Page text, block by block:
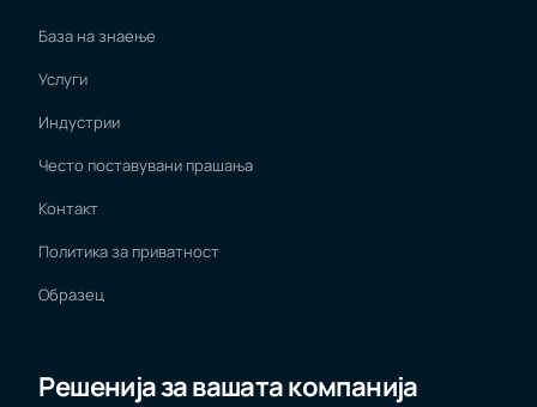
База на знаење
Услуги
Индустрии
Често поставувани прашања
Контакт
Политика за приватност
Образец
Решенија за вашата компанија